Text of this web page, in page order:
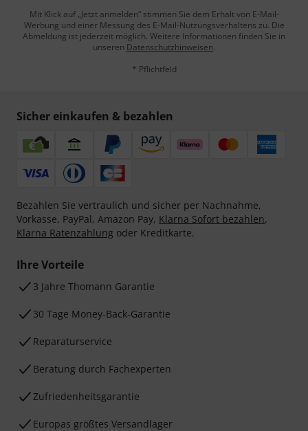
Mit Klick auf „Jetzt anmelden“ stimmen Sie dem Erhalt von E-Mail-
Werbung und einer Messung des E-Mail-Nutzungsverhaltens zu. Die
Abmeldung ist jederzeit möglich. Weitere Informationen finden Sie in
unseren Datenschutzhinweisen.
* Pflichtfeld
Sicher einkaufen & bezahlen
Bezahlen Sie vertraulich und sicher per Nachnahme,
Vorkasse, PayPal, Amazon Pay, Klarna Sofort bezahlen,
Klarna Ratenzahlung oder Kreditkarte.
Ihre Vorteile
3 Jahre Thomann Garantie
30 Tage Money-Back-Garantie
Reparaturservice
Beratung durch Fachexperten
Zufriedenheitsgarantie
Europas größtes Versandlager